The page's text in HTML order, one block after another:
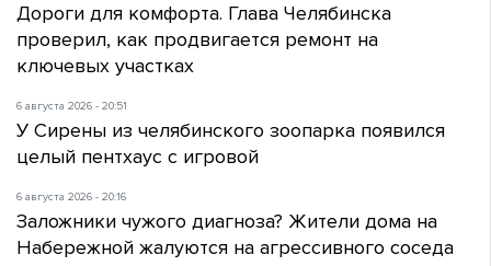
Дороги для комфорта. Глава Челябинска
проверил, как продвигается ремонт на
ключевых участках
6 августа 2026 - 20:51
У Сирены из челябинского зоопарка появился
целый пентхаус с игровой
6 августа 2026 - 20:16
Заложники чужого диагноза? Жители дома на
Набережной жалуются на агрессивного соседа